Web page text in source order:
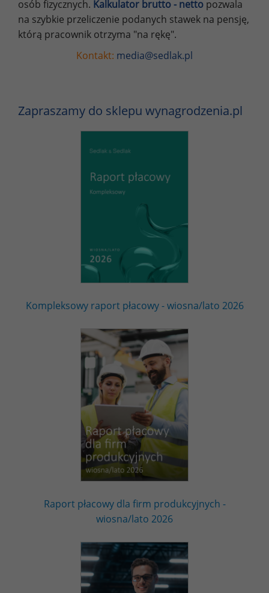
osób fizycznych. Kalkulator brutto - netto pozwala
na szybkie przeliczenie podanych stawek na pensję,
którą pracownik otrzyma "na rękę".
Kontakt: media@sedlak.pl
Zapraszamy do sklepu wynagrodzenia.pl
Kompleksowy raport płacowy - wiosna/lato 2026
Raport płacowy dla firm produkcyjnych -
wiosna/lato 2026